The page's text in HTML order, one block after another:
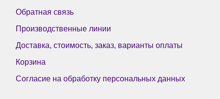
Обратная связь
Производственные линии
Доставка, стоимость, заказ, варианты оплаты
Корзина
Согласие на обработку персональных данных